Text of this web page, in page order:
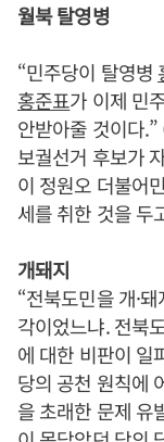
월북 탈영병
“민주당이 탈영병
홍준표가 이제 민
안받아줄 것이다.”
보궐선거 후보가
이 정원오 더불어
세를 취한 것을 두
개돼지
“전북도민을 개·
각이었느냐. 전북
에 대한 비판이 일
당의 공천 원칙에
을 초래한 문제 유